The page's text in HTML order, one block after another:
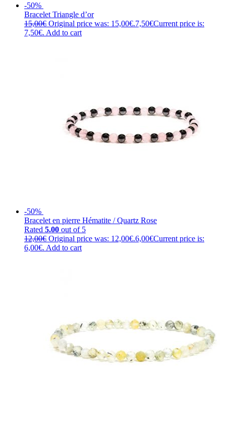
-50%
Bracelet Triangle d’or
15,00€ Original price was: 15,00€.7,50€Current price is:
7,50€. Add to cart
-50%
Bracelet en pierre Hématite / Quartz Rose
Rated 5.00 out of 5
12,00€ Original price was: 12,00€.6,00€Current price is:
6,00€. Add to cart